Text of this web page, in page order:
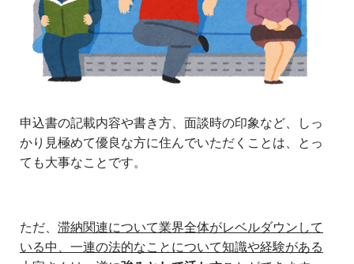
申込書の記載内容や書き方、面談時の印象など、しっ
かり見極めて優良な方に住んでいただくことは、とっ
ても大事なことです。
ただ、 滞納関連について業界全体がレベルダウンして
いる中、一連の法的なことについて知識や経験がある